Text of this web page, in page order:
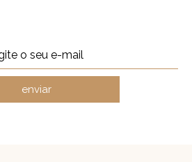
enviar